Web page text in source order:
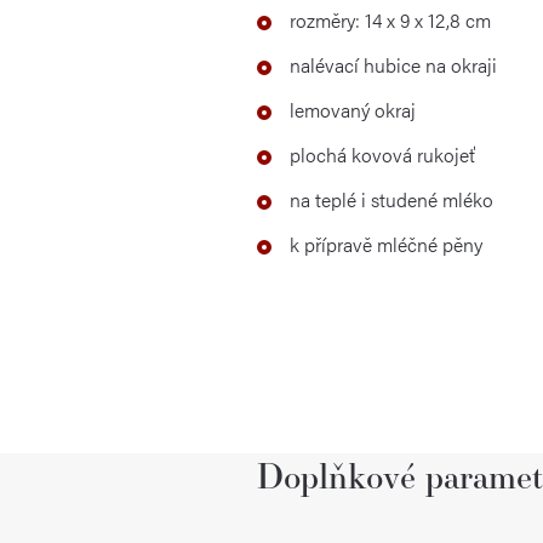
rozměry: 14 x 9 x 12,8 cm
nalévací hubice na okraji
lemovaný okraj
plochá kovová rukojeť
na teplé i studené mléko
k přípravě mléčné pěny
Doplňkové